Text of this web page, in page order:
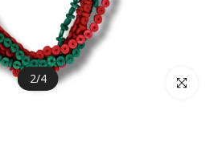
2/4 clicca per